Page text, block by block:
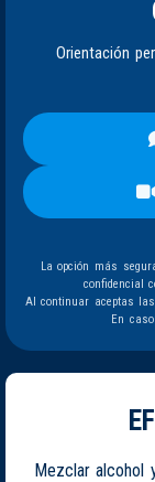
Orientación
La opción más
confidencial
Al continuar aceptas las
En
Mezclar alcohol